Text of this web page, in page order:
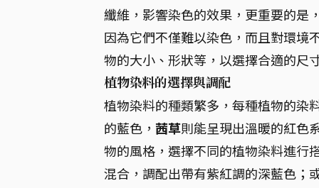
纖維，影響染色的效果，更重要的是
因為它們不僅難以染色，而且對環境
物的大小、形狀等，以選擇合適的尺
植物染料的選擇與調配
植物染料的種類繁多，每種植物的染
的藍色， 茜草則能呈現出溫暖的紅色
物的風格，選擇不同的植物染料進行
混合，調配出帶有紫紅調的深藍色；